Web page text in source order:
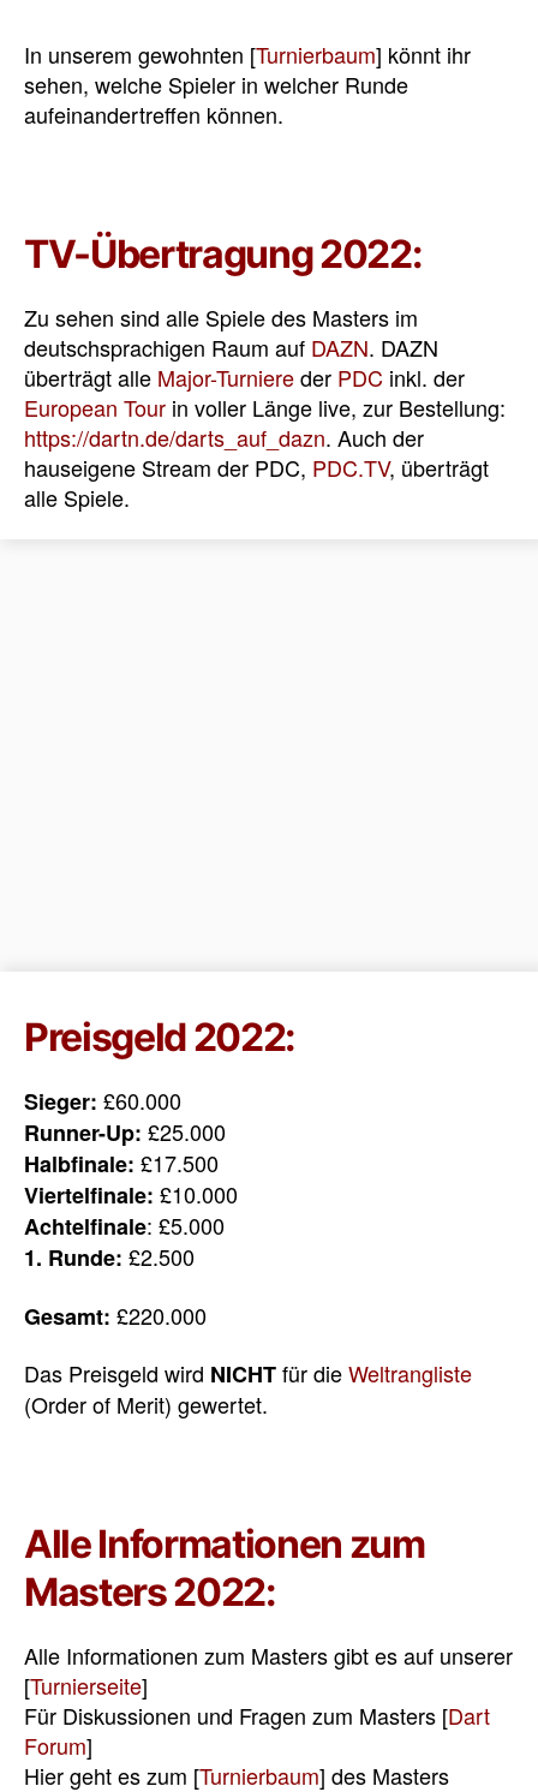
In unserem gewohnten [Turnierbaum] könnt ihr
sehen, welche Spieler in welcher Runde
aufeinandertreffen können.
TV-Übertragung 2022:
Zu sehen sind alle Spiele des Masters im
deutschsprachigen Raum auf DAZN. DAZN
überträgt alle Major-Turniereder PDC inkl. der
European Tour in voller Länge live, zur Bestellung:
https://dartn.de/darts_auf_dazn. Auch der
hauseigene Stream der PDC, PDC.TV, überträgt
alle Spiele.
Preisgeld 2022:
Sieger: £60.000
Runner-Up: £25.000
Halbfinale: £17.500
Viertelfinale: £10.000
Achtelfinale: £5.000
1. Runde: £2.500
Gesamt: £220.000
Das Preisgeld wird NICHTfür dieWeltrangliste
(Order of Merit) gewertet.
Alle Informationen zum
Masters 2022:
Alle Informationen zum Masters gibt es auf unserer
[Turnierseite]
Für Diskussionen und Fragen zum Masters [Dart
Forum]
Hier geht es zum [Turnierbaum] des Masters